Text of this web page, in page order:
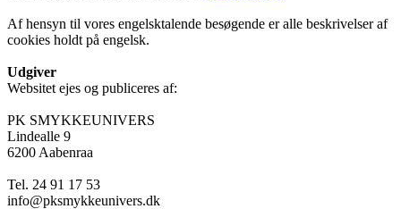
Af hensyn til vores engelsktalende besøgende er alle beskrivelser af
cookies holdt på engelsk.
Udgiver
Websitet ejes og publiceres af:
PK SMYKKEUNIVERS
Lindealle 9
6200 Aabenraa
Tel. 24 91 17 53
info@pksmykkeunivers.dk